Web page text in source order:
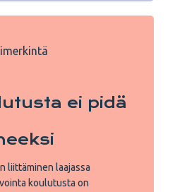
ei pidä
liittäminen laajassa
koulutusta on